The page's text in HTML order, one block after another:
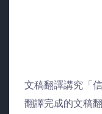
文稿翻譯講究「
翻譯完成的文稿